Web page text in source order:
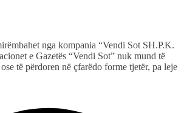
nga kompania “Vendi Sot SH.P.K.
e Gazetës “Vendi Sot” nuk mund të
të përdoren në çfarëdo forme tjetër, pa leje